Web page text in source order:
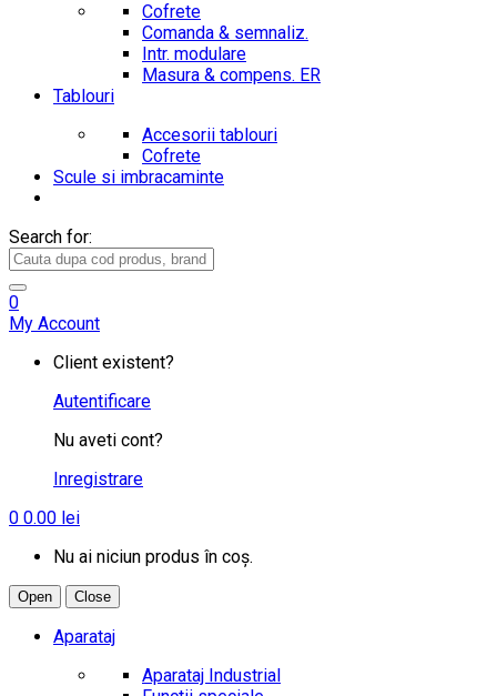
Cofrete
Comanda & semnaliz.
Intr. modulare
Masura & compens. ER
Tablouri
Accesorii tablouri
Cofrete
Scule si imbracaminte
Search for:
0
My Account
Client existent?
Autentificare
Nu aveti cont?
Inregistrare
0 0.00 lei
Nu ai niciun produs în coș.
Open Close
Aparataj
Aparataj Industrial